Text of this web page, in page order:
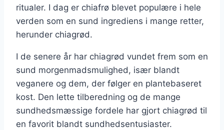
ritualer. I dag er chiafrø blevet populære i hele
verden som en sund ingrediens i mange retter,
herunder chiagrød.
I de senere år har chiagrød vundet frem som en
sund morgenmadsmulighed, især blandt
veganere og dem, der følger en plantebaseret
kost. Den lette tilberedning og de mange
sundhedsmæssige fordele har gjort chiagrød til
en favorit blandt sundhedsentusiaster.